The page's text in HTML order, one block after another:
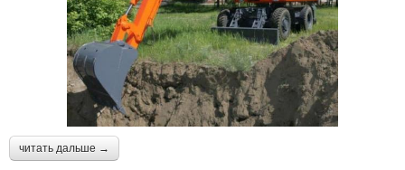
читать дальше →